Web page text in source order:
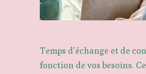
Temps d’échange et de
fonction de vos besoins.